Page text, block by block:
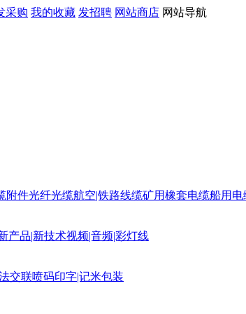
采购 我的收藏 发招聘 网站商店 网站导航
附件光纤光缆航空|铁路线缆矿用橡套电缆船用电
产品|新技术视频|音频|彩灯线
交联喷码印字|记米包装